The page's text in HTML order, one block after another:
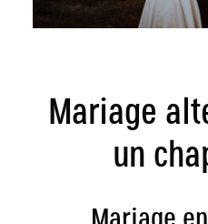
Mariage
un